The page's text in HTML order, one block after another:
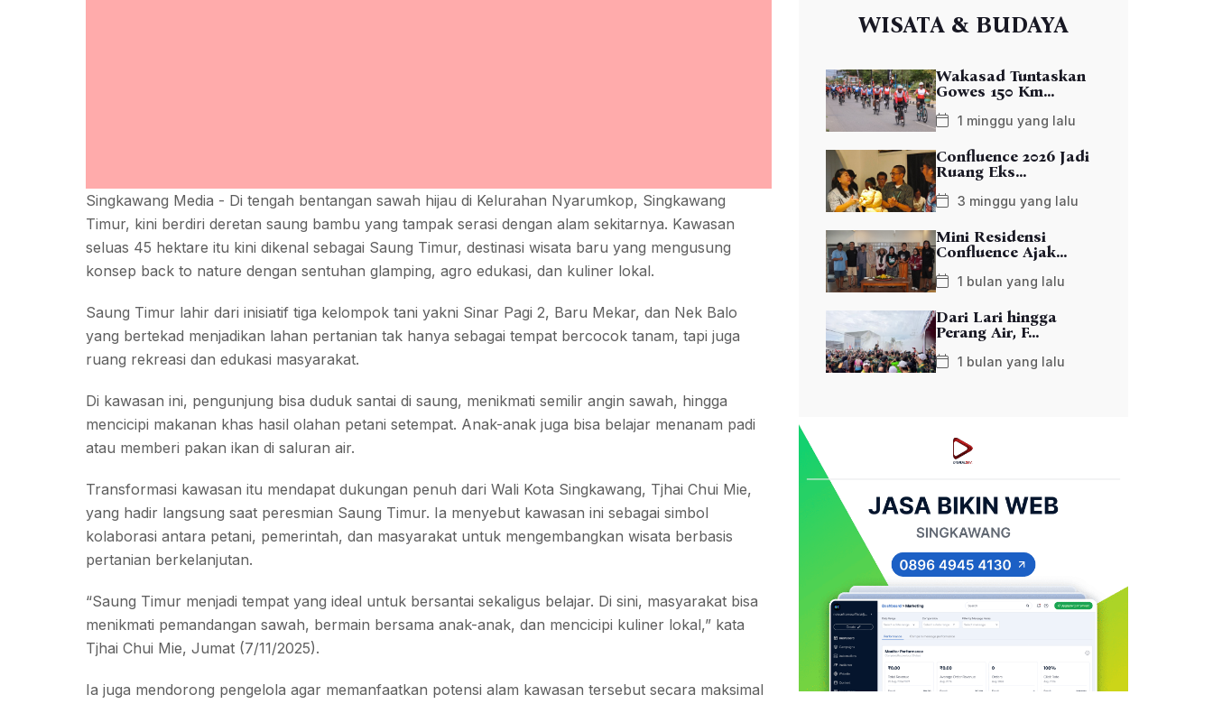
Singkawang Media - Di tengah bentangan sawah hijau di Kelurahan Nyarumkop, Singkawang
Timur, kini berdiri deretan saung bambu yang tampak serasi dengan alam sekitarnya. Kawasan
seluas 45 hektare itu kini dikenal sebagai Saung Timur, destinasi wisata baru yang mengusung
konsep back to nature dengan sentuhan glamping, agro edukasi, dan kuliner lokal.
Saung Timur lahir dari inisiatif tiga kelompok tani yakni Sinar Pagi 2, Baru Mekar, dan Nek Balo
yang bertekad menjadikan lahan pertanian tak hanya sebagai tempat bercocok tanam, tapi juga
ruang rekreasi dan edukasi masyarakat.
Di kawasan ini, pengunjung bisa duduk santai di saung, menikmati semilir angin sawah, hingga
mencicipi makanan khas hasil olahan petani setempat. Anak-anak juga bisa belajar menanam padi
atau memberi pakan ikan di saluran air.
Transformasi kawasan itu mendapat dukungan penuh dari Wali Kota Singkawang, Tjhai Chui Mie,
yang hadir langsung saat peresmian Saung Timur. Ia menyebut kawasan ini sebagai simbol
kolaborasi antara petani, pemerintah, dan masyarakat untuk mengembangkan wisata berbasis
pertanian berkelanjutan.
“Saung Timur menjadi tempat yang ideal untuk bersantai sekaligus belajar. Di sini, masyarakat bisa
menikmati pemandangan sawah, bermain bersama anak-anak, dan mencicipi kuliner lokal,” kata
Tjhai Chui Mie, Jumat (7/11/2025).
Ia juga mendorong pengelola agar memanfaatkan potensi alam kawasan tersebut secara maksimal
WISATA & BUDAYA
Wakasad Tuntaskan
Gowes 150 Km...
1 minggu yang lalu
Confluence 2026 Jadi
Ruang Eks...
3 minggu yang lalu
Mini Residensi
Confluence Ajak...
1 bulan yang lalu
Dari Lari hingga
Perang Air, F...
1 bulan yang lalu